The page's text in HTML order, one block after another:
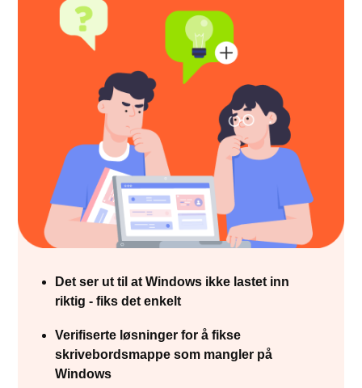
Det ser ut til at Windows ikke lastet inn
riktig - fiks det enkelt
Verifiserte løsninger for å fikse
skrivebordsmappe som mangler på
Windows